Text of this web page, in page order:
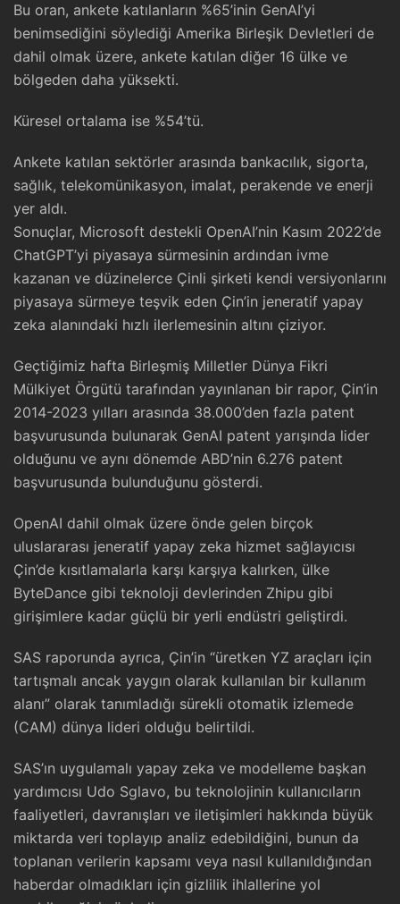
Bu oran, ankete katılanların %65’inin GenAI’yi
benimsediğini söylediği Amerika Birleşik Devletleri de
dahil olmak üzere, ankete katılan diğer 16 ülke ve
bölgeden daha yüksekti.
Küresel ortalama ise %54’tü.
Ankete katılan sektörler arasında bankacılık, sigorta,
sağlık, telekomünikasyon, imalat, perakende ve enerji
yer aldı.
Sonuçlar, Microsoft destekli OpenAI’nin Kasım 2022’de
ChatGPT’yi piyasaya sürmesinin ardından ivme
kazanan ve düzinelerce Çinli şirketi kendi versiyonlarını
piyasaya sürmeye teşvik eden Çin’in jeneratif yapay
zeka alanındaki hızlı ilerlemesinin altını çiziyor.
Geçtiğimiz hafta Birleşmiş Milletler Dünya Fikri
Mülkiyet Örgütü tarafından yayınlanan bir rapor, Çin’in
2014-2023 yılları arasında 38.000’den fazla patent
başvurusunda bulunarak GenAI patent yarışında lider
olduğunu ve aynı dönemde ABD’nin 6.276 patent
başvurusunda bulunduğunu gösterdi.
OpenAI dahil olmak üzere önde gelen birçok
uluslararası jeneratif yapay zeka hizmet sağlayıcısı
Çin’de kısıtlamalarla karşı karşıya kalırken, ülke
ByteDance gibi teknoloji devlerinden Zhipu gibi
girişimlere kadar güçlü bir yerli endüstri geliştirdi.
SAS raporunda ayrıca, Çin’in “üretken YZ araçları için
tartışmalı ancak yaygın olarak kullanılan bir kullanım
alanı” olarak tanımladığı sürekli otomatik izlemede
(CAM) dünya lideri olduğu belirtildi.
SAS’ın uygulamalı yapay zeka ve modelleme başkan
yardımcısı Udo Sglavo, bu teknolojinin kullanıcıların
faaliyetleri, davranışları ve iletişimleri hakkında büyük
miktarda veri toplayıp analiz edebildiğini, bunun da
toplanan verilerin kapsamı veya nasıl kullanıldığından
haberdar olmadıkları için gizlilik ihlallerine yol